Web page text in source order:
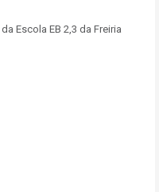
Escola EB 2,3 da Freiria